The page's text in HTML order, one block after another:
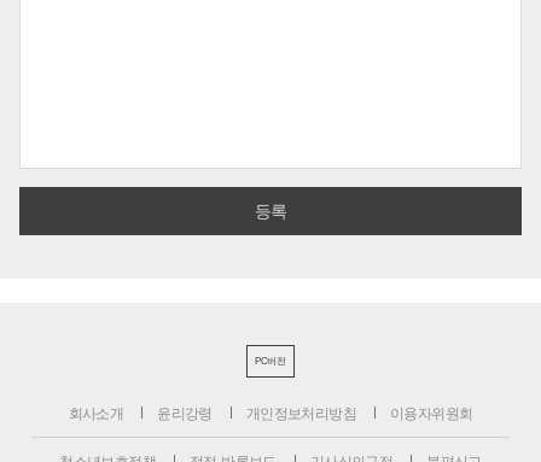
PC버전
회사소개 윤리강령 개인정보처리방침 이용자위원회